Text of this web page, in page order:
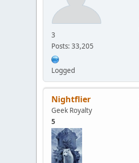
3
Posts: 33,205
Logged
Nightflier
Geek Royalty
5